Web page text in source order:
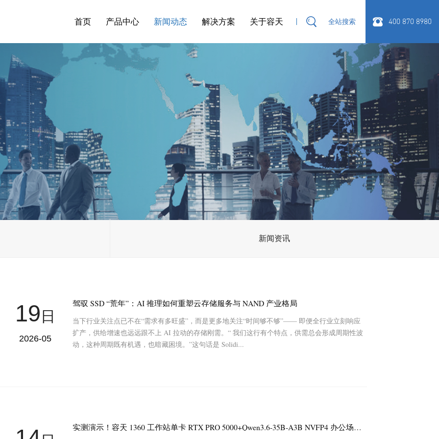
首页 产品中心 新闻动态 解决方案 关于容天 全站搜索 400 870 8980
新闻资讯
19 日
2026-05
驾驭 SSD “荒年”：AI 推理如何重塑云存储服务与 NAND 产业格局
当下行业关注点已不在“需求有多旺盛”，而是更多地关注“时间够不够”—— 即便全行业立刻响应
扩产，供给增速也远远跟不上 AI 拉动的存储刚需。“ 我们这行有个特点，供需总会形成周期性波
动，这种周期既有机遇，也暗藏困境。”这句话是 Solidi...
实测演示！容天 1360 工作站单卡 RTX PRO 5000+Qwen3.6-35B-A3B NVFP4 办公场景能力验证